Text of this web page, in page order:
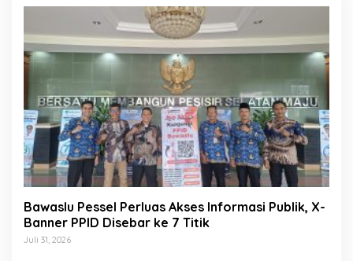
Bawaslu Pessel Perluas Akses Informasi Publik, X-
Banner PPID Disebar ke 7 Titik
Juli 31, 2026